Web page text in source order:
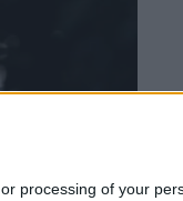
processing of your